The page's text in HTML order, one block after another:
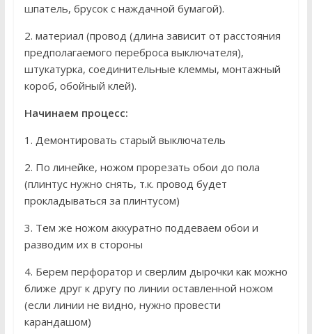
шпатель, брусок с наждачной бумагой).
2. материал (провод (длина зависит от расстояния
предполагаемого переброса выключателя),
штукатурка, соединительные клеммы, монтажный
короб, обойный клей).
Начинаем процесс:
1. Демонтировать старый выключатель
2. По линейке, ножом прорезать обои до пола
(плинтус нужно снять, т.к. провод будет
прокладываться за плинтусом)
3. Тем же ножом аккуратно поддеваем обои и
разводим их в стороны
4. Берем перфоратор и сверлим дырочки как можно
ближе друг к другу по линии оставленной ножом
(если линии не видно, нужно провести
карандашом)